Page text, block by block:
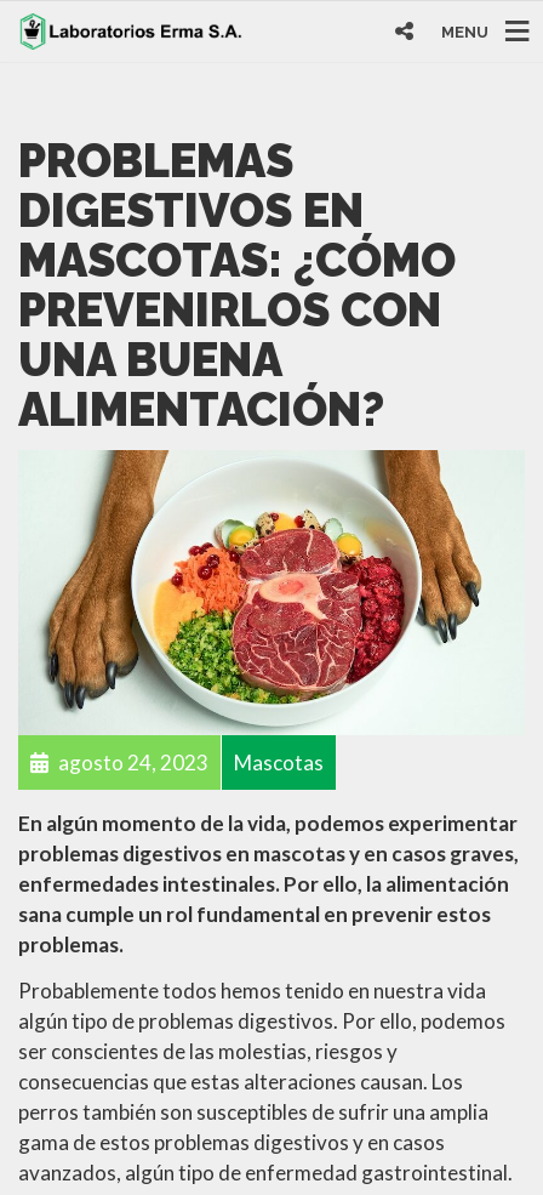
MENU
PROBLEMAS
DIGESTIVOS EN
MASCOTAS: ¿CÓMO
PREVENIRLOS CON
UNA BUENA
ALIMENTACIÓN?
agosto 24, 2023 Mascotas
En algún momento de la vida, podemos experimentar
problemas digestivos en mascotas y en casos graves,
enfermedades intestinales. Por ello, la alimentación
sana cumple un rol fundamental en prevenir estos
problemas.
Probablemente todos hemos tenido en nuestra vida
algún tipo de problemas digestivos. Por ello, podemos
ser conscientes de las molestias, riesgos y
consecuencias que estas alteraciones causan. Los
perros también son susceptibles de sufrir una amplia
gama de estos problemas digestivos y en casos
avanzados, algún tipo de enfermedad gastrointestinal.